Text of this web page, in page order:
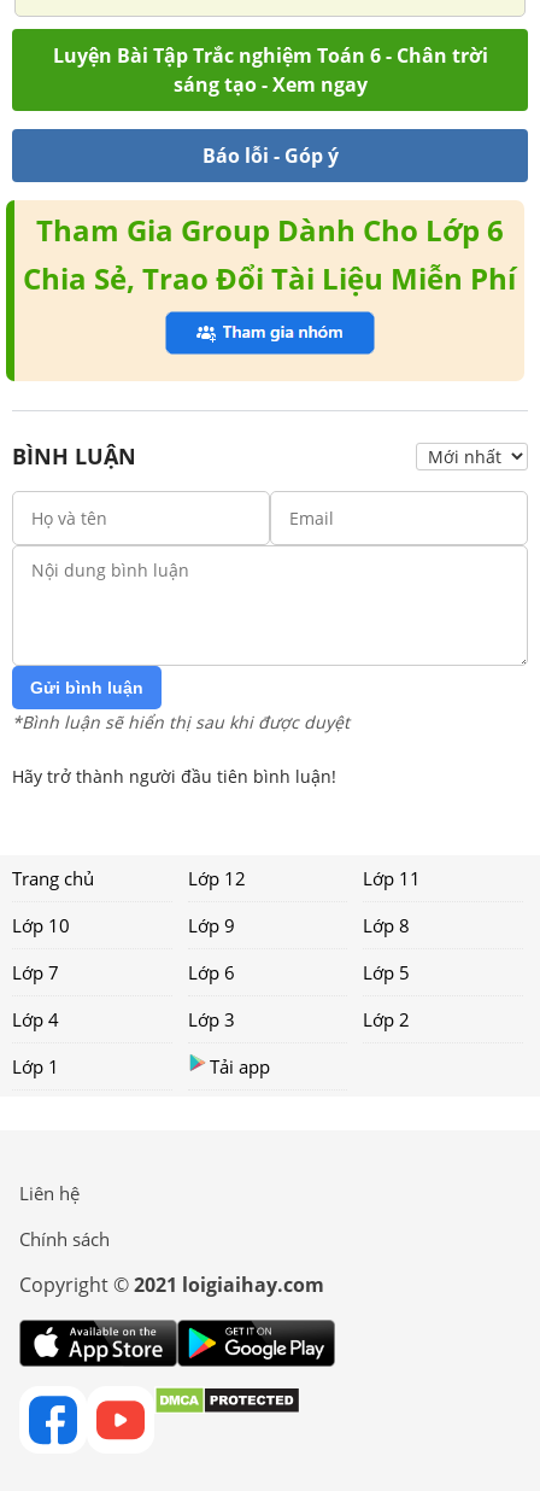
Luyện Bài Tập Trắc nghiệm Toán 6 - Chân trời
sáng tạo - Xem ngay
Báo lỗi - Góp ý
Tham Gia Group Dành Cho Lớp 6
Chia Sẻ, Trao Đổi Tài Liệu Miễn Phí
BÌNH LUẬN
Gửi bình luận
*Bình luận sẽ hiển thị sau khi được duyệt
Hãy trở thành người đầu tiên bình luận!
Trang chủ Lớp 12
Lớp 11
Lớp 10
Lớp 9
Lớp 8
Lớp 7
Lớp 6
Lớp 5
Lớp 4
Lớp 3
Lớp 2
Lớp 1
Tải app
Liên hệ
Chính sách
Copyright ©2021 loigiaihay.com